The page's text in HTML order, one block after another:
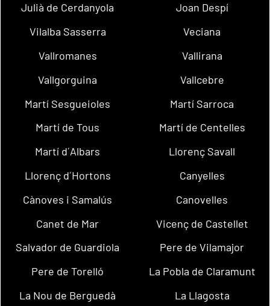
Julià de Cerdanyola
Joan Despí
Vilalba Sasserra
Veciana
Vallromanes
Vallirana
Vallgorguina
Vallcebre
Martí Sesgueioles
Martí Sarroca
Martí de Tous
Martí de Centelles
Martí d´Albars
Llorenç Savall
Llorenç d´Hortons
Canyelles
Cànoves i Samalús
Canovelles
Canet de Mar
Vicenç de Castellet
Salvador de Guardiola
Pere de Vilamajor
Pere de Torelló
La Pobla de Claramunt
La Nou de Berguedà
La Llagosta